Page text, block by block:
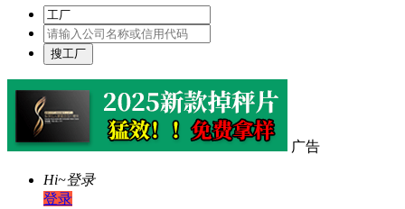
广告
Hi~登录
登录